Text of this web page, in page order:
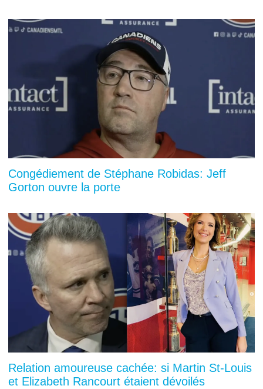
Congédiement de Stéphane Robidas: Jeff
Gorton ouvre la porte
Relation amoureuse cachée: si Martin St-Louis
et Elizabeth Rancourt étaient dévoilés